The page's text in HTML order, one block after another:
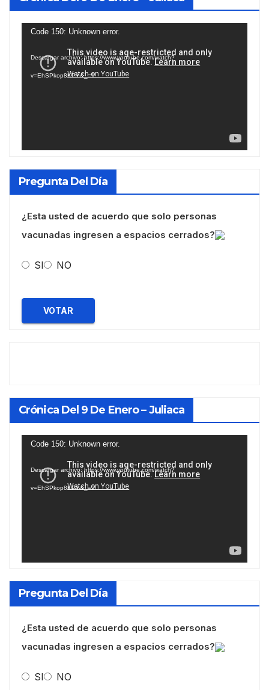
Reproductor
vídeo
Code 150: Unknown error.
Descargar archivo: https://www.youtube.com/watch?
v=EhSPkop8KPY&_=1
Pregunta Del Día
¿Esta usted de acuerdo que solo personas
vacunadas ingresen a espacios cerrados?
SI NO
VOTAR
Crónica Del 9 De Enero – Juliaca
Reproductor
vídeo
Code 150: Unknown error.
Descargar archivo: https://www.youtube.com/watch?
v=EhSPkop8KPY&_=2
Pregunta Del Día
¿Esta usted de acuerdo que solo personas
vacunadas ingresen a espacios cerrados?
SI NO